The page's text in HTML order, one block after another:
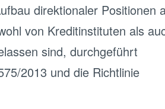
direktionaler Positionen
von Kreditinstituten als
sind, durchgeführt
2013 und die Richtlinie